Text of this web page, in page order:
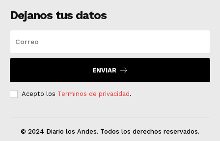
Dejanos tus datos
ENVIAR
Acepto los Terminos de privacidad.
© 2024 Diario los Andes. Todos los derechos reservados.